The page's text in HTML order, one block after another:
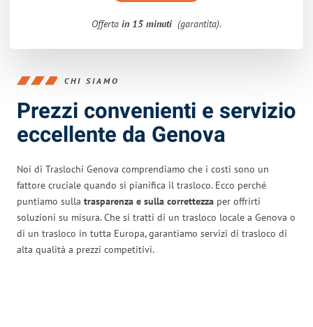
Offerta in 15 minuti (garantita).
CHI SIAMO
Prezzi convenienti e servizio
eccellente da Genova
Noi di Traslochi Genova comprendiamo che i costi sono un
fattore cruciale quando si pianifica il trasloco. Ecco perché
puntiamo sulla trasparenza e sulla correttezza per offrirti
soluzioni su misura. Che si tratti di un trasloco locale a Genova o
di un trasloco in tutta Europa, garantiamo servizi di trasloco di
alta qualità a prezzi competitivi.